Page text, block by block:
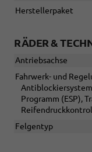
Herstellerpaket
RÄDER &
Antriebsachse
Fahrwerk- und
Programm (ESP),
Felgentyp